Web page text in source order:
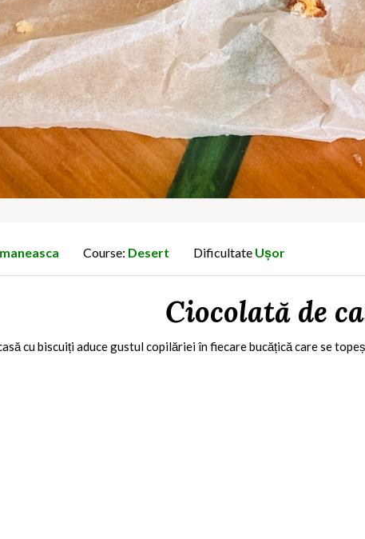
Course: Desert Dificultate Ușor
Ciocolată de
cu biscuiți aduce gustul copilăriei în fiecare bucățică care se